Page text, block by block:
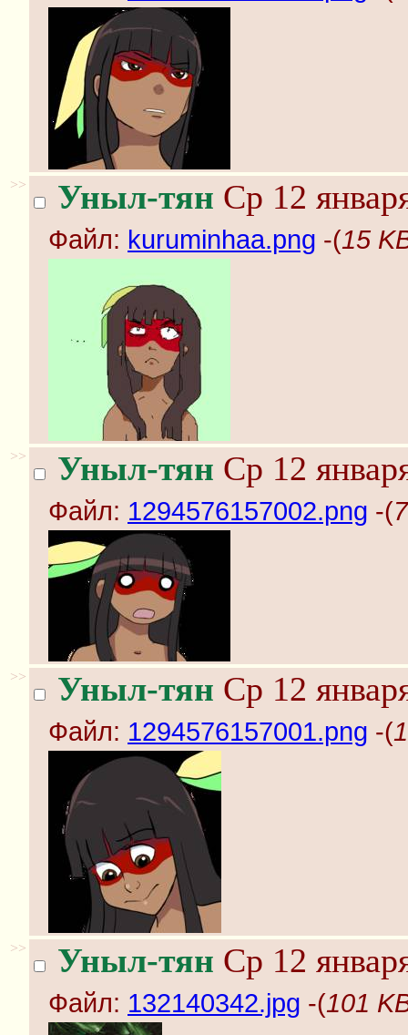
>> Уныл-тян Ср 12
Файл: kuruminhaa.png -(15
>> Уныл-тян Ср 12
Файл: 1294576157002.png -(
>> Уныл-тян Ср 12
Файл: 1294576157001.png -(
>> Уныл-тян Ср 12
Файл: 132140342.jpg -(101